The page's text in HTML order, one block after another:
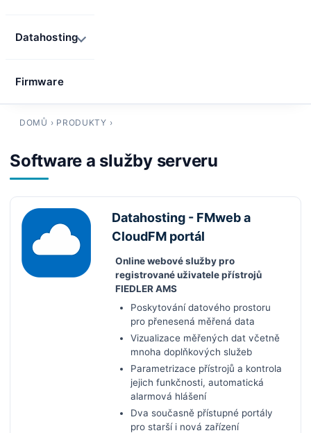
DOMŮ › PRODUKTY ›
Software a služby serveru
Datahosting - FMweb a
CloudFM portál
Online webové služby pro
registrované uživatele přístrojů
FIEDLER AMS
Poskytování datového prostoru
pro přenesená měřená data
Vizualizace měřených dat včetně
mnoha doplňkových služeb
Parametrizace přístrojů a kontrola
jejich funkčnosti, automatická
alarmová hlášení
Dva současně přístupné portály
pro starší i nová zařízení
Datahosting
Firmware